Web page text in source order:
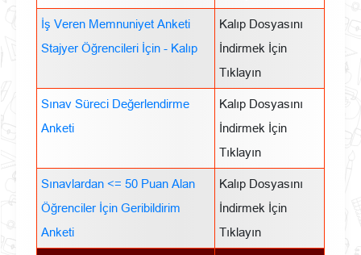
İş Veren Memnuniyet Anketi
Stajyer Öğrencileri İçin - Kalıp
Kalıp Dosyasını
İndirmek İçin
Tıklayın
Sınav Süreci Değerlendirme
Anketi
Kalıp Dosyasını
İndirmek İçin
Tıklayın
Sınavlardan <= 50 Puan Alan
Öğrenciler İçin Geribildirim
Anketi
Kalıp Dosyasını
İndirmek İçin
Tıklayın